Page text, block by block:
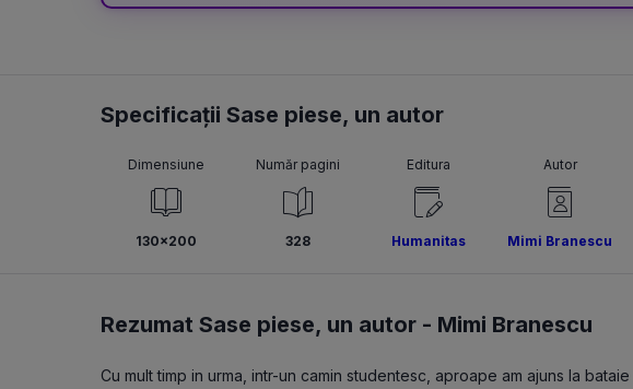
Specificații Sase piese, un autor
Dimensiune
130x200
Număr pagini
328
Editura
Humanitas
Autor
Mimi Branescu
Rezumat Sase piese, un autor - Mimi Branescu
Cu mult timp in urma, intr-un camin studentesc, aproape am ajuns la